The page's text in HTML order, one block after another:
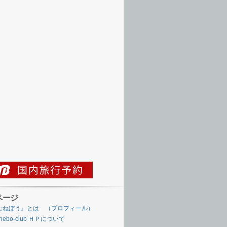
ージ
ねぼう』とは （プロフィール）
club ＨＰについて